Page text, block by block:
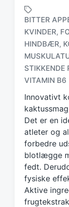
a
g
g
d
w
i
t
h
BITTER
KVINDER,
HINDBÆR,
STIKKENDE
VITAMIN B6
Innovativt
Det er en
atleter og
forbedre
blotlægge
fedt.
fysiske
Aktive